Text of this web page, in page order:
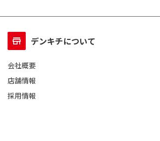
デンキチについて
会社概要
店舗情報
採用情報